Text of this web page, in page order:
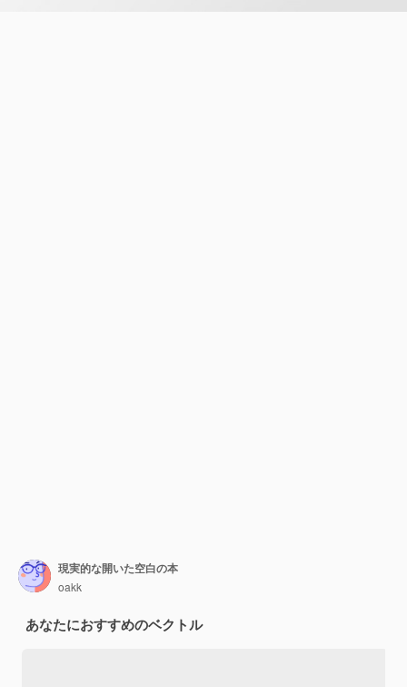
現実的な開いた空白の本
oakk
あなたにおすすめのベクトル